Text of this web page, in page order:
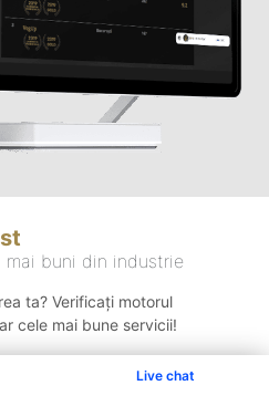
Live chat
mai buni din industrie
ta? Verificați motorul
cele mai bune servicii!